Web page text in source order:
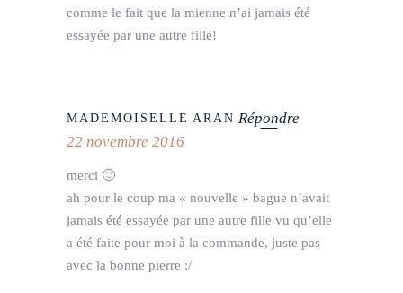
comme le fait que la mienne n’ai jamais été
essayée par une autre fille!
MADEMOISELLE ARAN Répondre
22 novembre 2016
merci 🙂
ah pour le coup ma « nouvelle » bague n’avait
jamais été essayée par une autre fille vu qu’elle
a été faite pour moi à la commande, juste pas
avec la bonne pierre :/